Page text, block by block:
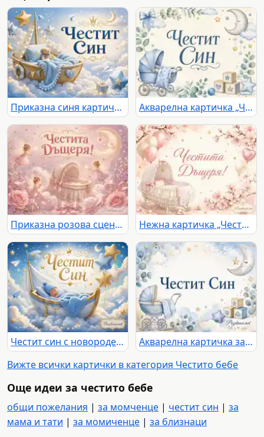
Приказна синя картичка „Честит Син“ с бебешка люлка, мече, облаци и златни звезди Акварелна картичка „Честит Син“ с бебешка количка, луна и звезди
Приказна розова сцена с феи, бебешка люлка и надпис „Честита Дъщеря!“ Нежна картичка „Честита Дъщеря!“ с бебешка люлка, розови цветя и балони
Честит син с новородено бебе в синя люлка сред облаци, звезди и балони
Акварелна картичка за раждане на момче с надпис „Честит Син“
Вижте всички картички в категория Честито бебе
Още идеи за честито бебе
общи пожелания | за момченце | честит син | за
мама и тати | за момиченце | за близнаци